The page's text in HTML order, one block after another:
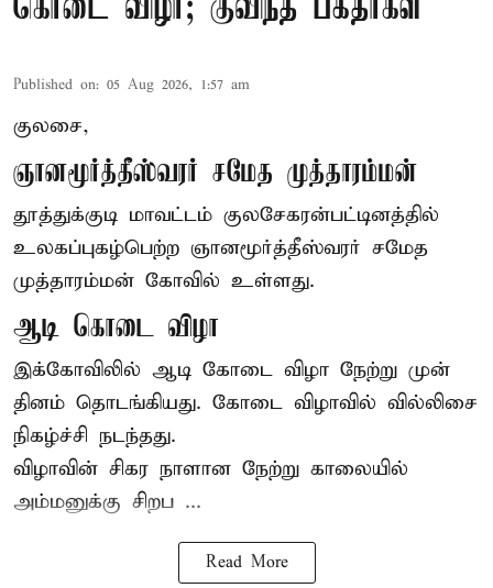
கொடை விழா; குவிந்த பக்தர்கள்
Published on: 05 Aug 2026, 1:57 am
குலசை,
ஞானமூர்த்தீஸ்வரர் சமேத முத்தாரம்மன்
தூத்துக்குடி மாவட்டம் குலசேகரன்பட்டினத்தில்
உலகப்புகழ்பெற்ற ஞானமூர்த்தீஸ்வரர் சமேத
முத்தாரம்மன் கோவில் உள்ளது.
ஆடி கொடை விழா
இக்கோவிலில் ஆடி கோடை விழா நேற்று முன்
தினம் தொடங்கியது. கோடை விழாவில் வில்லிசை
நிகழ்ச்சி நடந்தது.
விழாவின் சிகர நாளான நேற்று காலையில்
அம்மனுக்கு சிறப ...
Read More